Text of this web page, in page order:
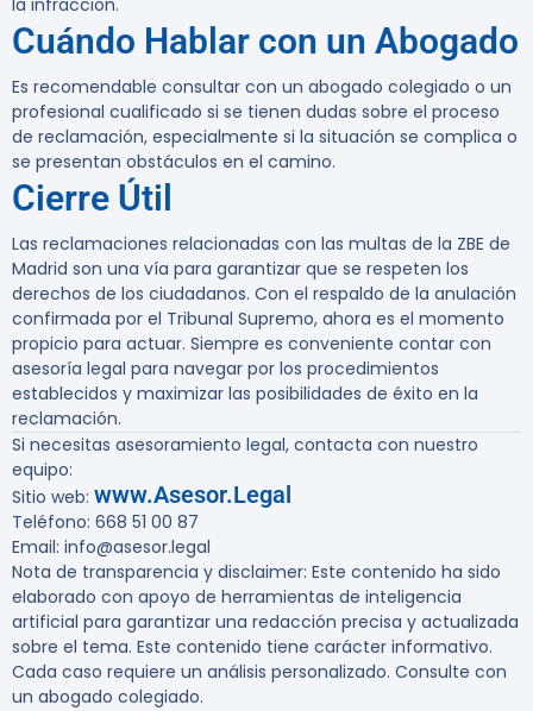
la infracción.
Cuándo Hablar con un Abogado
Es recomendable consultar con un abogado colegiado o un
profesional cualificado si se tienen dudas sobre el proceso
de reclamación, especialmente si la situación se complica o
se presentan obstáculos en el camino.
Cierre Útil
Las reclamaciones relacionadas con las multas de la ZBE de
Madrid son una vía para garantizar que se respeten los
derechos de los ciudadanos. Con el respaldo de la anulación
confirmada por el Tribunal Supremo, ahora es el momento
propicio para actuar. Siempre es conveniente contar con
asesoría legal para navegar por los procedimientos
establecidos y maximizar las posibilidades de éxito en la
reclamación.
Si necesitas asesoramiento legal, contacta con nuestro
equipo:
Sitio web: www.Asesor.Legal
Teléfono: 668 51 00 87
Email: info@asesor.legal
Nota de transparencia y disclaimer: Este contenido ha sido
elaborado con apoyo de herramientas de inteligencia
artificial para garantizar una redacción precisa y actualizada
sobre el tema. Este contenido tiene carácter informativo.
Cada caso requiere un análisis personalizado. Consulte con
un abogado colegiado.